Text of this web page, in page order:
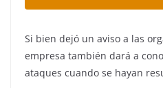
Si bien dejó un aviso a las
empresa también dará a
ataques cuando se hayan